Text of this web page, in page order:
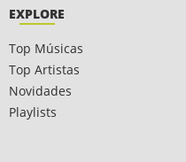
EXPLORE
Top Músicas
Top Artistas
Novidades
Playlists